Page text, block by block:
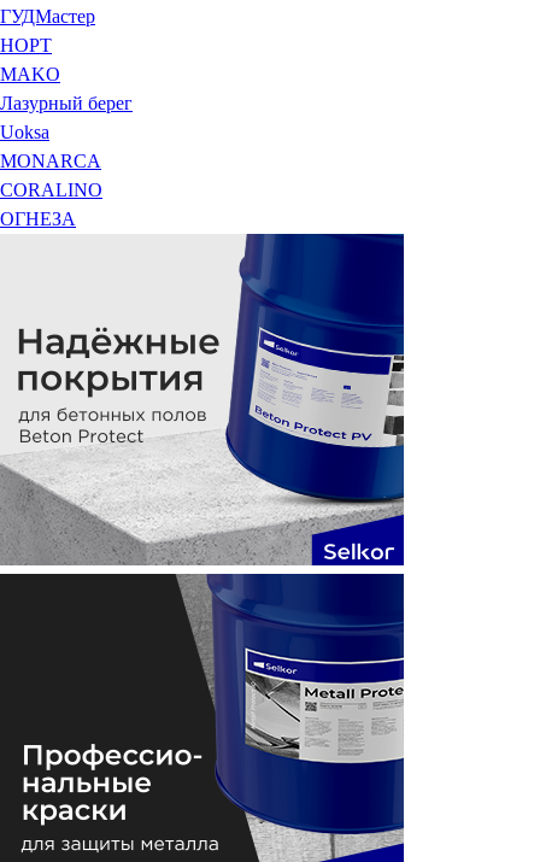
ГУДМастер
НОРТ
MAKO
Лазурный берег
Uoksa
MONARCA
CORALINO
ОГНЕЗА